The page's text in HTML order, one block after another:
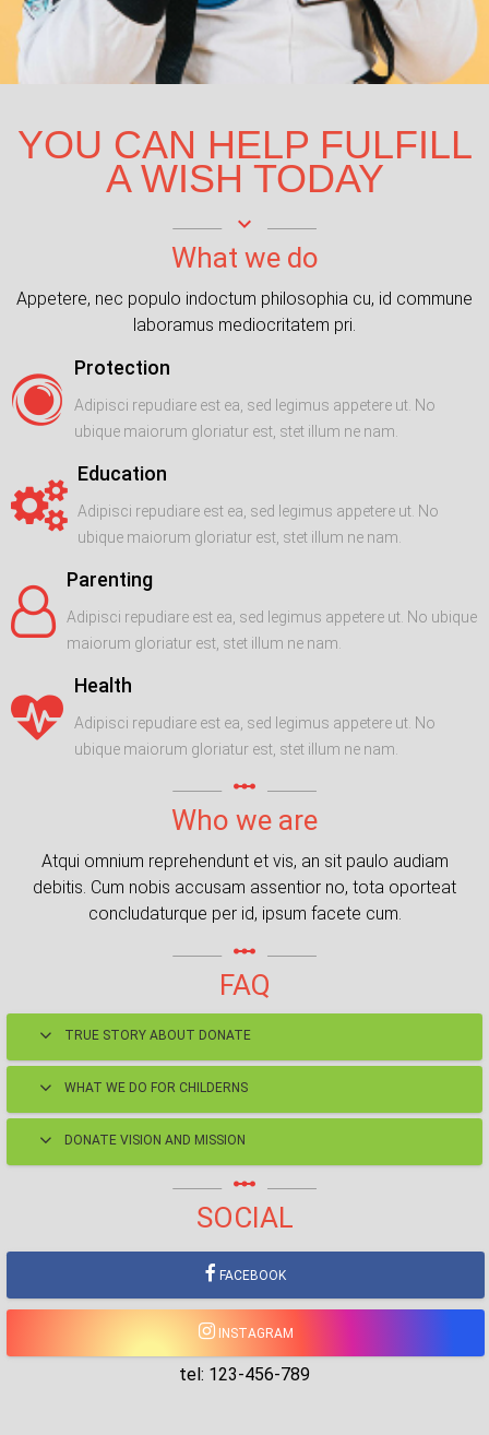
YOU CAN HELP FULFILL
A WISH TODAY
keyboard_arrow_down
What we do
Appetere, nec populo indoctum philosophia cu, id commune
laboramus mediocritatem pri.
Protection
Adipisci repudiare est ea, sed legimus appetere ut. No
ubique maiorum gloriatur est, stet illum ne nam.
Education
Adipisci repudiare est ea, sed legimus appetere ut. No
ubique maiorum gloriatur est, stet illum ne nam.
Parenting
Adipisci repudiare est ea, sed legimus appetere ut. No ubique
maiorum gloriatur est, stet illum ne nam.
Health
Adipisci repudiare est ea, sed legimus appetere ut. No
ubique maiorum gloriatur est, stet illum ne nam.
linear_scale
Who we are
Atqui omnium reprehendunt et vis, an sit paulo audiam
debitis. Cum nobis accusam assentior no, tota oporteat
concludaturque per id, ipsum facete cum.
linear_scale
FAQ
TRUE STORY ABOUT DONATE
WHAT WE DO FOR CHILDERNS
DONATE VISION AND MISSION
linear_scale
SOCIAL
FACEBOOK
INSTAGRAM
tel: 123-456-789